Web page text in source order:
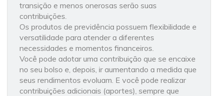
transição e menos onerosas serão suas
contribuições.
Os produtos de previdência possuem flexibilidade e
versatilidade para atender a diferentes
necessidades e momentos financeiros.
Você pode adotar uma contribuição que se encaixe
no seu bolso e, depois, ir aumentando a medida que
seus rendimentos evoluam. E você pode realizar
contribuições adicionais (aportes), sempre que